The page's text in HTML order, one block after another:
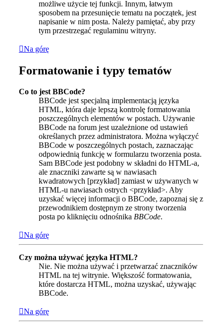
możliwe użycie tej funkcji. Innym, łatwym
sposobem na przesunięcie tematu na początek, jest
napisanie w nim posta. Należy pamiętać, aby przy
tym przestrzegać regulaminu witryny.
Na górę
Formatowanie i typy tematów
Co to jest BBCode?
BBCode jest specjalną implementacją języka
HTML, która daje lepszą kontrolę formatowania
poszczególnych elementów w postach. Używanie
BBCode na forum jest uzależnione od ustawień
określanych przez administratora. Można wyłączyć
BBCode w poszczególnych postach, zaznaczając
odpowiednią funkcję w formularzu tworzenia posta.
Sam BBCode jest podobny w składni do HTML-a,
ale znaczniki zawarte są w nawiasach
kwadratowych [przykład] zamiast w używanych w
HTML-u nawiasach ostrych <przykład>. Aby
uzyskać więcej informacji o BBCode, zapoznaj się z
przewodnikiem dostępnym ze strony tworzenia
posta po kliknięciu odnośnika BBCode.
Na górę
Czy można używać języka HTML?
Nie. Nie można używać i przetwarzać znaczników
HTML na tej witrynie. Większość formatowania,
które dostarcza HTML, można uzyskać, używając
BBCode.
Na górę